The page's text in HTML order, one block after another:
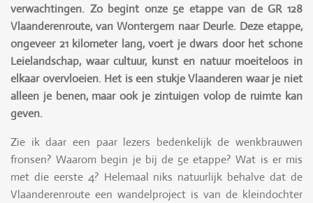
verwachtingen. Zo begint onze 5e etappe van de GR 128
Vlaanderenroute, van Wontergem naar Deurle. Deze etappe,
ongeveer 21 kilometer lang, voert je dwars door het schone
Leielandschap, waar cultuur, kunst en natuur moeiteloos in
elkaar overvloeien. Het is een stukje Vlaanderen waar je niet
alleen je benen, maar ook je zintuigen volop de ruimte kan
geven.
Zie ik daar een paar lezers bedenkelijk de wenkbrauwen
fronsen? Waarom begin je bij de 5e etappe? Wat is er mis
met die eerste 4? Helemaal niks natuurlijk behalve dat de
Vlaanderenroute een wandelproject is van de kleindochter